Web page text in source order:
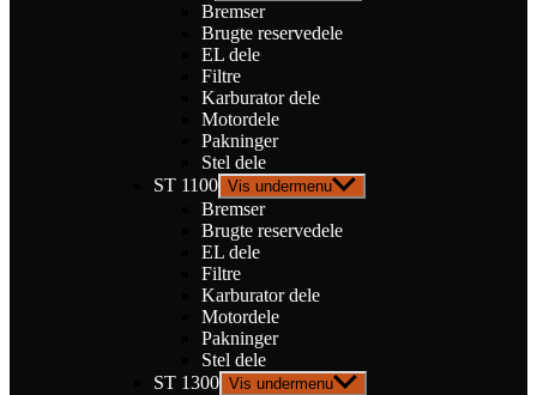
Bremser
Brugte reservedele
EL dele
Filtre
Karburator dele
Motordele
Pakninger
Stel dele
ST 1100 Vis undermenu
Bremser
Brugte reservedele
EL dele
Filtre
Karburator dele
Motordele
Pakninger
Stel dele
ST 1300 Vis undermenu